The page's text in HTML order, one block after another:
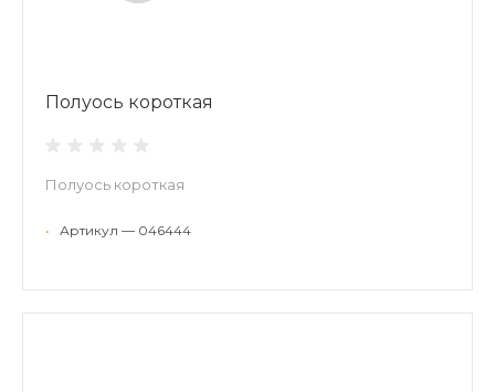
Полуось короткая
Полуось короткая
• Артикул — 046444